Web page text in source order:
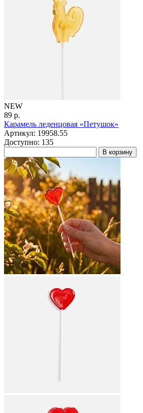
NEW
89 р.
Карамель леденцовая «Петушок»
Артикул: 19958.55
Доступно: 135
В корзину